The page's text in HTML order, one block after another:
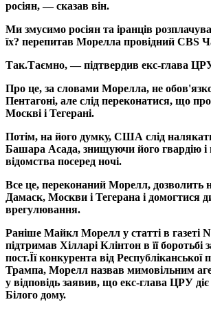
росіян, — сказав він.
Ми змусимо росіян та іранців
їх? перепитав Морелла провідний CBS
Так.Таємно, — підтвердив екс-глава
Про це, за словами Морелла, не
Пентагоні, але слід переконатися, що
Москві і Тегерані.
Потім, на його думку, США слід
Башара Асада, знищуючи його гвардію і
відомства посеред ночі.
Все це, переконаний Морелл, дозволить
Дамаск, Москви і Тегерана і домогтися
врегулювання.
Раніше Майкл Морелл у статті в газеті
підтримав Хілларі Клінтон в її боротьбі
пост.Її конкурента від Республіканської
Трампа, Морелл назвав мимовільним
у відповідь заявив, що екс-глава ЦРУ
Білого дому.